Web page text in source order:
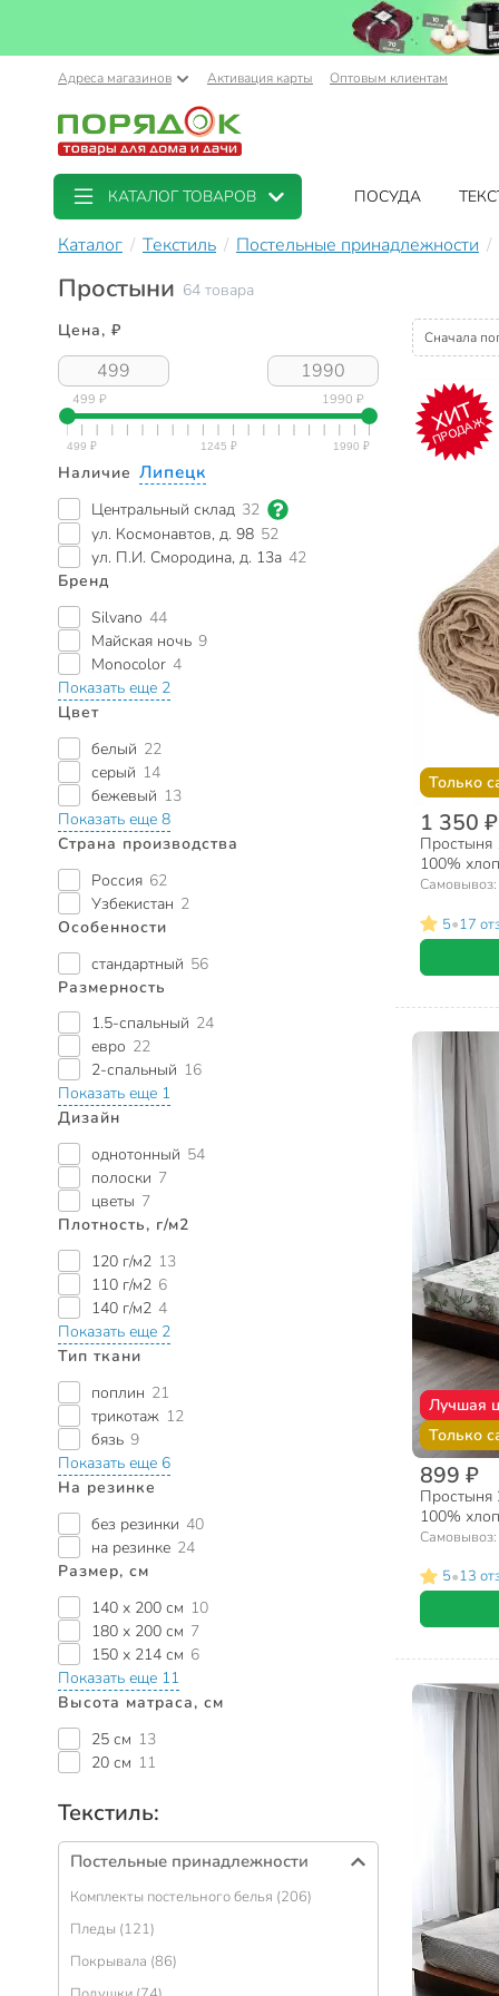
Адреса магазинов Активация карты Оптовым клиентам
КАТАЛОГ ТОВАРОВ ПОСУДА
Каталог Текстиль Постельные принадлежности
Простыни 64 товара
Цена, ₽
499 ₽ 1990 ₽
Наличие Липецк
Центральный склад 32
ул. Космонавтов, д. 98 52
ул. П.И. Смородина, д. 13а 42
Бренд
Silvano 44
Майская ночь 9
Monocolor 4
Показать еще 2
Цвет
белый 22
серый 14
бежевый 13
Показать еще 8
Страна производства
Россия 62
Узбекистан 2
Особенности
стандартный 56
Размерность
1.5-спальный 24
евро 22
2-спальный 16
Показать еще 1
Дизайн
однотонный 54
полоски 7
цветы 7
Плотность, г/м2
120 г/м2 13
110 г/м2 6
140 г/м2 4
Показать еще 2
Тип ткани
поплин 21
трикотаж 12
бязь 9
Показать еще 6
На резинке
без резинки 40
на резинке 24
Размер, см
140 х 200 см 10
180 х 200 см 7
150 х 214 см 6
Показать еще 11
Высота матраса, см
25 см 13
20 см 11
Текстиль:
Постельные принадлежности
Комплекты постельного белья (206)
Пледы (121)
Покрывала (86)
Сначала
ХИТ
ПРОДАЖ
Только
1 350 ₽
Простыня
100%
бежевая,
Самовывоз:
5•17
Лучшая
Только
899 ₽
Простыня
100%
ночь,
Самовывоз:
5•13